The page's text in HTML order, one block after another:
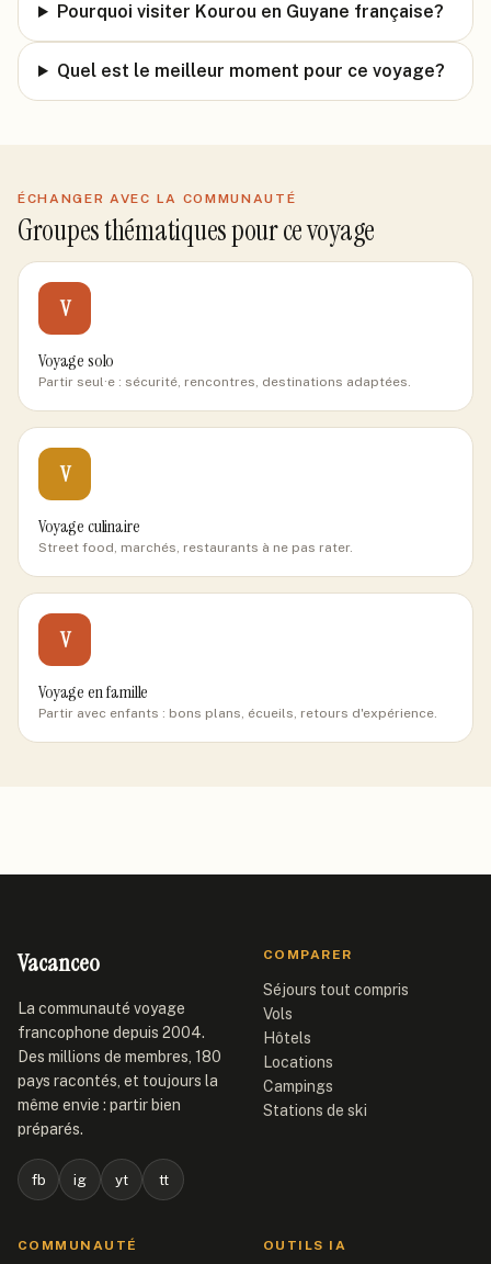
Pourquoi visiter Kourou en Guyane française?
Quel est le meilleur moment pour ce voyage?
ÉCHANGER AVEC LA COMMUNAUTÉ
Groupes thématiques pour ce voyage
V
Voyage solo
Partir seul·e : sécurité, rencontres, destinations adaptées.
V
Voyage culinaire
Street food, marchés, restaurants à ne pas rater.
V
Voyage en famille
Partir avec enfants : bons plans, écueils, retours d'expérience.
Vacanceo
La communauté voyage
francophone depuis 2004.
Des millions de membres, 180
pays racontés, et toujours la
même envie : partir bien
préparés.
fb ig yt tt
COMPARER
Séjours tout compris
Vols
Hôtels
Locations
Campings
Stations de ski
COMMUNAUTÉ OUTILS IA